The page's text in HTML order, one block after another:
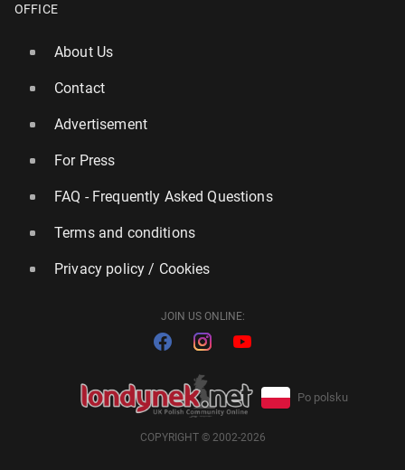
OFFICE
About Us
Contact
Advertisement
For Press
FAQ - Frequently Asked Questions
Terms and conditions
Privacy policy / Cookies
JOIN US ONLINE:
Po polsku
COPYRIGHT © 2002-2026